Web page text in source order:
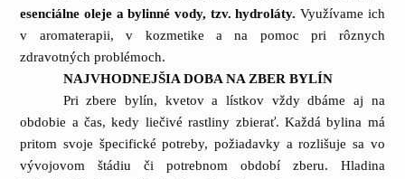
esenciálne oleje a bylinné vody, tzv. hydroláty. Využívame ich
v aromaterapii, v kozmetike a na pomoc pri rôznych
zdravotných problémoch.
NAJVHODNEJŠIA DOBA NA ZBER BYLÍN
Pri zbere bylín, kvetov a lístkov vždy dbáme aj na
obdobie a čas, kedy liečivé rastliny zbierať. Každá bylina má
pritom svoje špecifické potreby, požiadavky a rozlišuje sa vo
vývojovom štádiu či potrebnom období zberu. Hladina